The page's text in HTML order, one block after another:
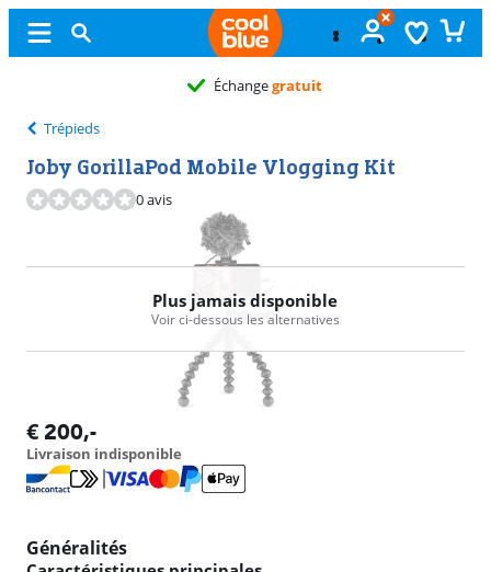
Échangegratuit
Trépieds
Joby GorillaPod Mobile Vlogging Kit
0 avis
Plus jamais disponible
Voir ci-dessous les alternatives
€ 200,-
Livraison indisponible
Généralités